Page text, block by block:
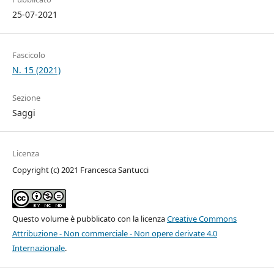
25-07-2021
Fascicolo
N. 15 (2021)
Sezione
Saggi
Licenza
Copyright (c) 2021 Francesca Santucci
Questo volume è pubblicato con la licenzaCreative Commons
Attribuzione - Non commerciale - Non opere derivate 4.0
Internazionale.